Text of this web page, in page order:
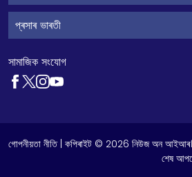
প্ৰসাৰ ভাৰতী
সামাজিক সংযোগ
গোপনীয়তা নীতি| কপিৰাইট © 2026 নিউজ অন আইআৰ।
শেষ